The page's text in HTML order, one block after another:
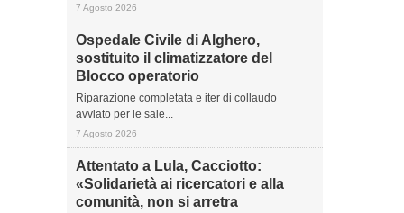
7 Agosto 2026
Ospedale Civile di Alghero,
sostituito il climatizzatore del
Blocco operatorio
Riparazione completata e iter di collaudo
avviato per le sale...
7 Agosto 2026
Attentato a Lula, Cacciotto:
«Solidarietà ai ricercatori e alla
comunità, non si arretra